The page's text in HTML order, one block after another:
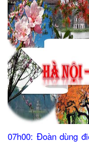
07h00: Đoàn dùng